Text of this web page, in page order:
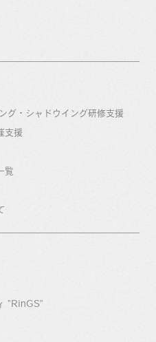
グ・シャドウイング研修支援
支援
覧
“RinGS”